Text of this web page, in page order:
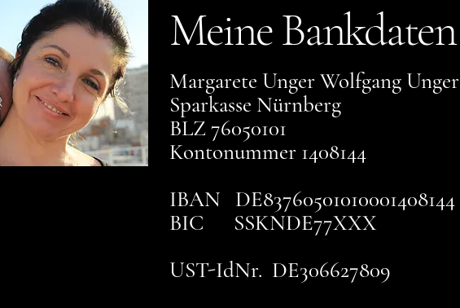
Meine Bankdaten
Margarete Unger Wolfgang Unger
Sparkasse Nürnberg
BLZ 76050101
Kontonummer 1408144
IBAN DE83760501010001408144
BIC SSKNDE77XXX
UST-IdNr. DE306627809